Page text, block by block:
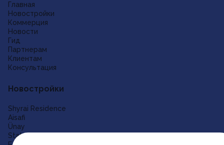
Главная
Новостройки
Коммерция
Новости
Гид
Партнерам
Клиентам
Консультация
Новостройки
Shyrai Residence
Aisafi
Ünay
Status 2.0